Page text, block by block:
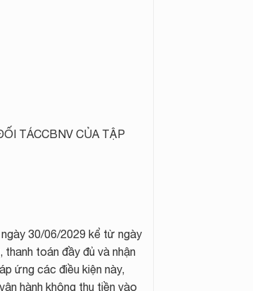
TÁCCBNV CỦA TẬP
ngày 30/06/2029 kể từ ngày
toán đầy đủ và nhận
ứng các điều kiện này,
hành không thu tiền vào